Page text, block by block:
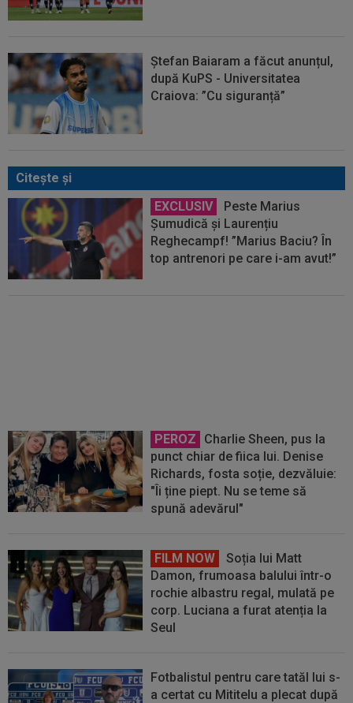
Ștefan Baiaram a făcut anunțul,
după KuPS - Universitatea
Craiova: ”Cu siguranță”
Citeşte şi
EXCLUSIV
Peste Marius
Șumudică și Laurențiu
Reghecampf! ”Marius Baciu? În
top antrenori pe care i-am avut!”
PEROZ
Charlie Sheen, pus la
punct chiar de fiica lui. Denise
Richards, fosta soție, dezvăluie:
"Îi ține piept. Nu se teme să
spună adevărul"
FILM NOW
Soția lui Matt
Damon, frumoasa balului într-o
rochie albastru regal, mulată pe
corp. Luciana a furat atenția la
Seul
Fotbalistul pentru care tatăl lui s-
a certat cu Mititelu a plecat după